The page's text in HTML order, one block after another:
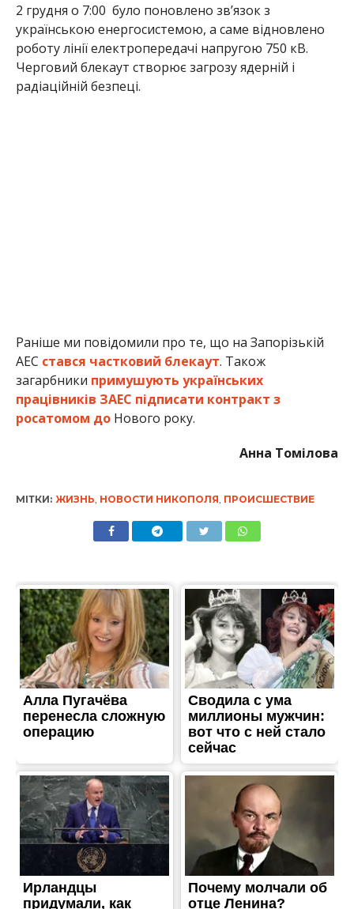
2 грудня о 7:00 було поновлено звʼязок з
українською енергосистемою, а саме відновлено
роботу лінії електропередачі напругою 750 кВ.
Черговий блекаут створює загрозу ядерній і
радіаційній безпеці.
ЖИТТЯ
Над Дніпропетровщиною
сили ППО знищили
ворожу ракету
Опубліковано02.12.2023